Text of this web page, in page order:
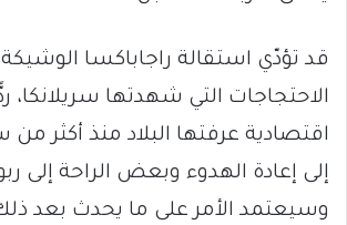
قد تؤدّي استقالة راجاباكسا
الاحتجاجات التي شهدتها سريلانكا،
اقتصادية عرفتها البلاد منذ أكثر
إلى إعادة الهدوء وبعض الراحة إلى
وسيعتمد الأمر على ما يحدث بعد